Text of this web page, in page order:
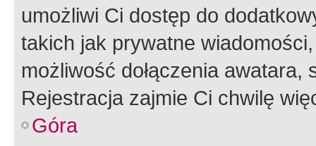
umożliwi Ci dostęp do
takich jak prywatne
możliwość dołączenia
Rejestracja zajmie Ci chwilę
Góra